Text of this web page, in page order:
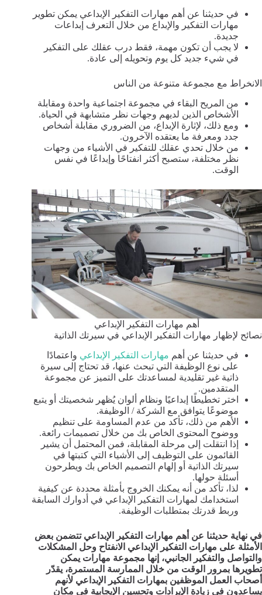
في حديثنا عن أهم مهارات التفكير الإبداعي يمكن تطوير
مهارات التفكير والإبداع من خلال التعرف إبداعات
جديدة.
لا يجب أن تكون مهمة، فقط درب عقلك على التفكير
في شيء جديد كل يوم وتحويله إلى عادة.
الانخراط مع مجموعة متنوعة من الناس
من المريح البقاء في مجموعة اجتماعية واحدة ومقابلة
الأشخاص الذين لديهم وجهات نظر متشابهة في الحياة.
ومع ذلك، لإثارة الإبداع، من الضروري مقابلة أشخاص
جدد ومعرفة ما يعتقده الآخرون.
من خلال تحدي عقلك للتفكير في الأشياء من وجهات
نظر مختلفة، ستصبح أكثر انفتاحًا وإبداعًا في نفس
الوقت.
أهم مهارات التفكير الإبداعي
نصائح لإظهار مهارات التفكير الإبداعي في سيرتك الذاتية
في حديثنا عن أهم مهارات التفكير الإبداعي واعتمادًا
على نوع الوظيفة التي تبحث عنها، قد تحتاج إلى سيرة
ذاتية غير تقليدية لمساعدتك على التميز عن مجموعة
المتقدمين.
اختر تخطيطًا إبداعيًا ونظام ألوان يُظهر شخصيتك أو يتبع
موضوعًا يتوافق مع الشركة / الوظيفة.
الأهم من ذلك، تأكد من عدم المساومة على تنظيم
ووضوح المحتوى الخاص بك من خلال تصميمات رائعة.
إذا انتقلت إلى مرحلة المقابلة، فمن المحتمل أن يشير
القائمون على التوظيف إلى الأشياء التي كتبتها في
سيرتك الذاتية أو إلهام التصميم الخاص بك ويطرحون
أسئلة حولها.
لذا، تأكد من أنه يمكنك الخروج بأمثلة محددة عن كيفية
استخدامك لمهارات التفكير الإبداعي في أدوارك السابقة
وربط قدرتك بمتطلبات الوظيفة.
في نهاية حديثنا عن أهم مهارات التفكير الإبداعي تتضمن بعض
الأمثلة على مهارات التفكير الإبداعي الانفتاح وحل المشكلات
والتواصل والتفكير الجانبي، إنها مجموعة مهارات يمكن
تطويرها بمرور الوقت من خلال الممارسة المستمرة، يقدّر
أصحاب العمل الموظفين بمهارات التفكير الإبداعي لأنهم
يساعدون في زيادة الإيرادات وتحسين الإيجابية في مكان